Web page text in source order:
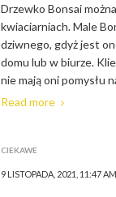
Drzewko Bonsai
kwiaciarniach. Male
dziwnego, gdyż jest
domu lub w biurze.
nie mają oni pomysłu
Read more
CIEKAWE
9 LISTOPADA, 2021, 11:47 AM